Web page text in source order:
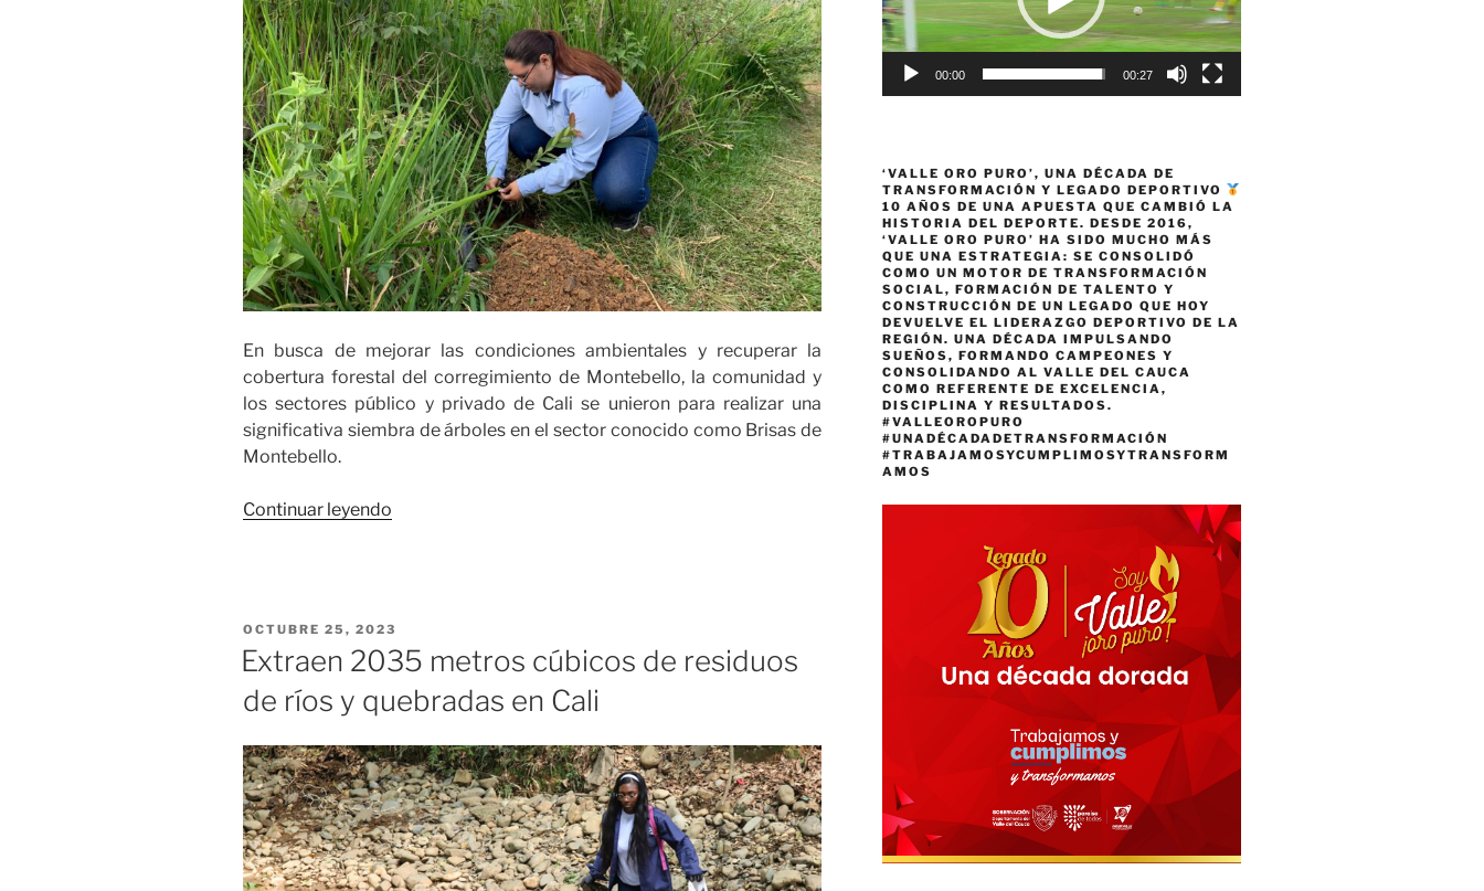
En busca de mejorar las condiciones ambientales y recuperar la
cobertura forestal del corregimiento de Montebello, la comunidad y
los sectores público y privado de Cali se unieron para realizar una
significativa siembra de árboles en el sector conocido como Brisas de
Montebello.
Continuar leyendo
Montebello
y
Aguacatal
1260
árboles»
PUBLICADO
EL
OCTUBRE 25, 2023
Extraen 2035 metros cúbicos de residuos
de ríos y quebradas en Cali
00:00 00:27
‘VALLE ORO PURO’, UNA DÉCADA DE
TRANSFORMACIÓN Y LEGADO DEPORTIVO
10 AÑOS DE UNA APUESTA QUE CAMBIÓ LA
HISTORIA DEL DEPORTE. DESDE 2016,
‘VALLE ORO PURO’ HA SIDO MUCHO MÁS
QUE UNA ESTRATEGIA: SE CONSOLIDÓ
COMO UN MOTOR DE TRANSFORMACIÓN
SOCIAL, FORMACIÓN DE TALENTO Y
CONSTRUCCIÓN DE UN LEGADO QUE HOY
DEVUELVE EL LIDERAZGO DEPORTIVO DE LA
REGIÓN. UNA DÉCADA IMPULSANDO
SUEÑOS, FORMANDO CAMPEONES Y
CONSOLIDANDO AL VALLE DEL CAUCA
COMO REFERENTE DE EXCELENCIA,
DISCIPLINA Y RESULTADOS.
#VALLEOROPURO
#UNADÉCADADETRANSFORMACIÓN
#TRABAJAMOSYCUMPLIMOSYTRANSFORM
AMOS